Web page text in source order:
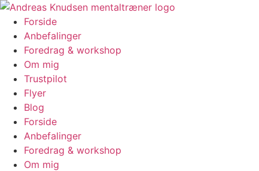
Videre
indhold
Forside
Anbefalinger
Foredrag & workshop
Om mig
Trustpilot
Flyer
Blog
Forside
Anbefalinger
Foredrag & workshop
Om mig